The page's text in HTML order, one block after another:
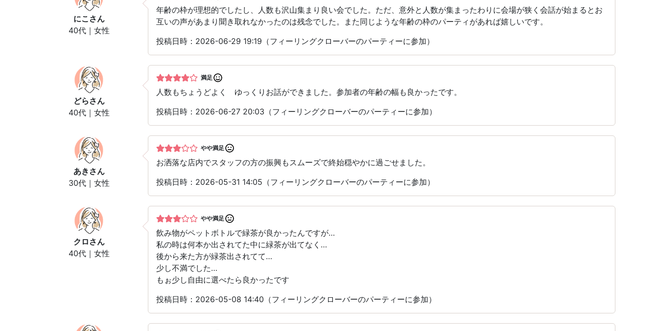
にこ さん
40代｜女性
年齢の枠が理想的でしたし、人数も沢山集まり良い会でした。ただ、意外と人数が集まったわりに会場が狭く会話が始まるとお
互いの声があまり聞き取れなかったのは残念でした。また同じような年齢の枠のパーティがあれば嬉しいです。
投稿日時：2026-06-29 19:19（フィーリングクローバーのパーティーに参加）
どら さん
40代｜女性
満足
人数もちょうどよく ゆっくりお話ができました。参加者の年齢の幅も良かったです。
投稿日時：2026-06-27 20:03（フィーリングクローバーのパーティーに参加）
あき さん
30代｜女性
やや満足
お洒落な店内でスタッフの方の振興もスムーズで終始穏やかに過ごせました。
投稿日時：2026-05-31 14:05（フィーリングクローバーのパーティーに参加）
クロ さん
40代｜女性
やや満足
飲み物がペットボトルで緑茶が良かったんですが…
私の時は何本か出されてた中に緑茶が出てなく…
後から来た方が緑茶出されてて…
少し不満でした…
もぉ少し自由に選べたら良かったです
投稿日時：2026-05-08 14:40（フィーリングクローバーのパーティーに参加）